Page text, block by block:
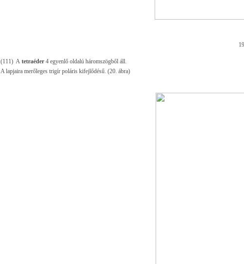
(111) A tetraéder 4 egyenlő oldalú háromszögből áll.
A lapjaira merőleges trigír poláris kifejlődésű. (20. ábra)